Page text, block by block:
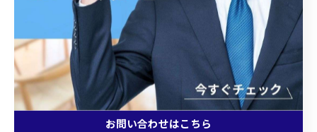
水廻りのトラブルが発生した際は、事前に修理業者や小
田原市水道局の電話番号と受付時間を確認しておくこと
が重要です。特に夜間や休日のトラブル時には、すぐに
連絡できる窓口が限られるため、緊急時の対応力も業者
選びの大きなポイントとなります。
小田原市水道局や指定水道工事業者の連絡先は、市のホ
お問い合わせはこちら